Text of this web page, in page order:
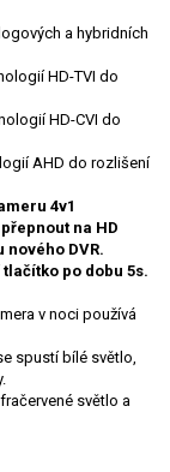
a hybridních
HD-TVI do
HD-CVI do
AHD do rozlišení
4v1
na HD
nového DVR.
po dobu 5s.
v noci používá
spustí bílé světlo,
světlo a